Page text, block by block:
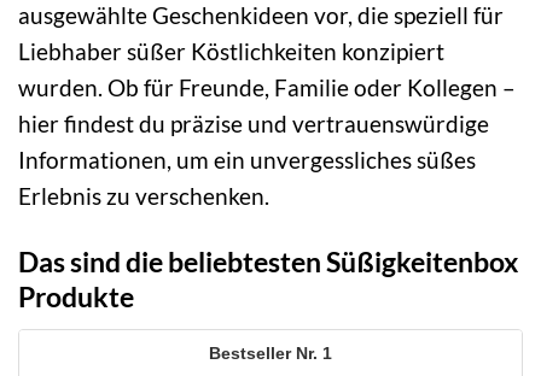
ausgewählte Geschenkideen vor, die speziell für
Liebhaber süßer Köstlichkeiten konzipiert
wurden. Ob für Freunde, Familie oder Kollegen –
hier findest du präzise und vertrauenswürdige
Informationen, um ein unvergessliches süßes
Erlebnis zu verschenken.
Das sind die beliebtesten Süßigkeitenbox
Produkte
1